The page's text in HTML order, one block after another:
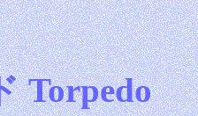
Torpedo